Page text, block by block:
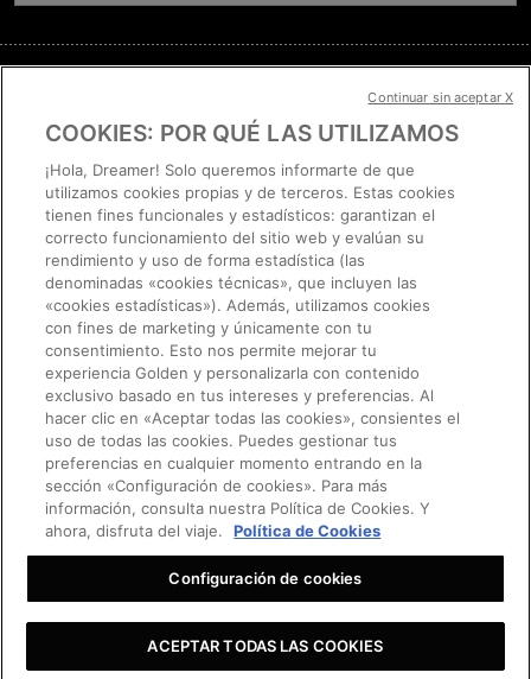
TÉRMINOS Y CONDICIONES
ATENCIÓN AL CLIENTE
POLÍTICA DE PRIVACIDAD
COOKIES
DECLARACIÓN DE ACCESIBILIDAD
CONFIGURACIÓN DE COOKIES
SOLICITAR UN SERVICIO
Golden Goose S.p.A. sociedad unipersonal, Via Privata E. Marelli 10, 20139 –
Milano
C.S. 1 004 341,00 íntegramente desembolsado - NIF y N.º IVA italianos
08347090964 - Número REA. MI 2019545
©2026 - Todos los derechos reservados
COOKIES: POR QUÉ LAS UTILIZAMOS
¡Hola, Dreamer! Solo queremos informarte de que
utilizamos cookies propias y de terceros. Estas cookies
tienen fines funcionales y estadísticos: garantizan el
correcto funcionamiento del sitio web y evalúan su
rendimiento y uso de forma estadística (las
denominadas «cookies técnicas», que incluyen las
«cookies estadísticas»). Además, utilizamos cookies
con fines de marketing y únicamente con tu
consentimiento. Esto nos permite mejorar tu
experiencia Golden y personalizarla con contenido
exclusivo basado en tus intereses y preferencias. Al
hacer clic en «Aceptar todas las cookies», consientes el
uso de todas las cookies. Puedes gestionar tus
preferencias en cualquier momento entrando en la
sección «Configuración de cookies». Para más
información, consulta nuestra Política de Cookies. Y
ahora, disfruta del viaje.
Política de Cookies
Configuración de cookies
ACEPTAR TODAS LAS COOKIES
Continuar sin aceptar X